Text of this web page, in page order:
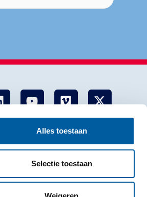
Alles toestaan
Selectie toestaan